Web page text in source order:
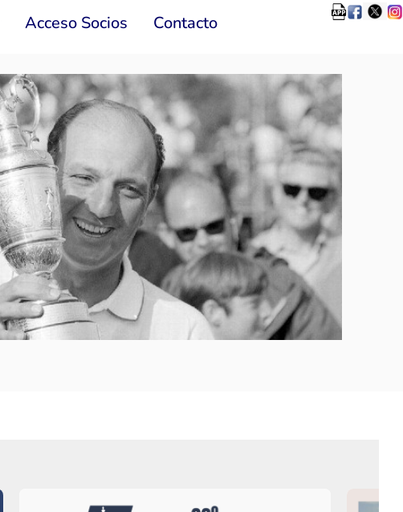
Acceso Socios Contacto